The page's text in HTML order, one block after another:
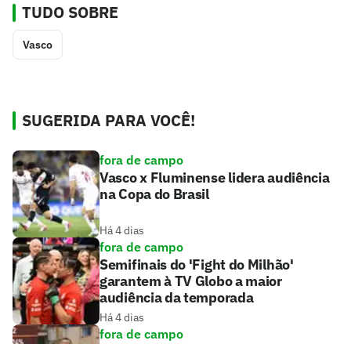
TUDO SOBRE
Vasco
SUGERIDA PARA VOCÊ!
fora de campo
Vasco x Fluminense lidera audiência
na Copa do Brasil
Há 4 dias
fora de campo
Semifinais do 'Fight do Milhão'
garantem à TV Globo a maior
audiência da temporada
Há 4 dias
fora de campo